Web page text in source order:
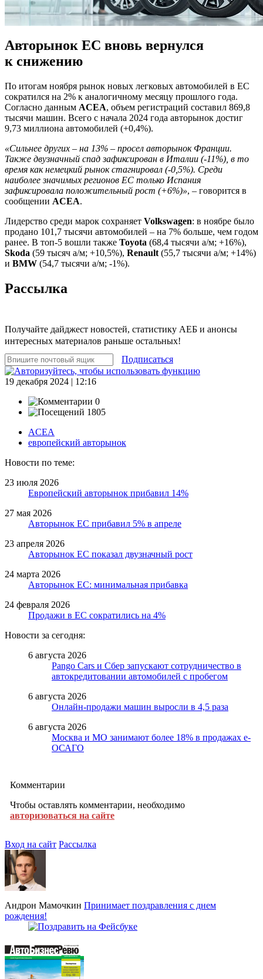
Авторынок ЕС вновь вернулся
к снижению
По итогам ноября рынок новых легковых автомобилей в ЕС
сократился на 2% к аналогичному месяцу прошлого года.
Согласно данным ACEA, объем регистраций составил 869,8
тысячи машин. Всего с начала 2024 года авторынок достиг
9,73 миллиона автомобилей (+0,4%).
«Сильнее других – на 13% – просел авторынок Франции.
Также двузначный спад зафиксирован в Италии (-11%), в то
время как немецкий рынок стагнировал (-0,5%). Среди
наиболее значимых регионов ЕС только Испания
зафиксировала положительный рост (+6%)», – говорится в
сообщении ACEA.
Лидерство среди марок сохраняет Volkswagen: в ноябре было
продано 101,7 тысячи автомобилей – на 7% больше, чем годом
ранее. В топ-5 вошли также Toyota (68,4 тысячи а/м; +16%),
Skoda (59 тысяч а/м; +10,5%), Renault (55,7 тысячи а/м; +14%)
и BMW (54,7 тысячи а/м; -1%).
Рассылка
Получайте дайджест новостей, статистику АЕБ и анонсы
интересных материалов раньше остальных!
Подписаться
19 декабря 2024 | 12:16
0
1805
ACEA
европейский авторынок
Новости по теме:
23 июля 2026
Европейский авторынок прибавил 14%
27 мая 2026
Авторынок ЕС прибавил 5% в апреле
23 апреля 2026
Авторынок ЕС показал двузначный рост
24 марта 2026
Авторынок ЕС: минимальная прибавка
24 февраля 2026
Продажи в ЕС сократились на 4%
Новости за сегодня:
6 августа 2026
Pango Cars и Сбер запускают сотрудничество в
автокредитовании автомобилей с пробегом
6 августа 2026
Онлайн-продажи машин выросли в 4,5 раза
6 августа 2026
Москва и МО занимают более 18% в продажах е-
ОСАГО
Комментарии
Чтобы оставлять комментарии, необходимо
авторизоваться на сайте
Вход на сайт Рассылка
Андрон Мамочкин Принимает поздравления с днем
рождения!